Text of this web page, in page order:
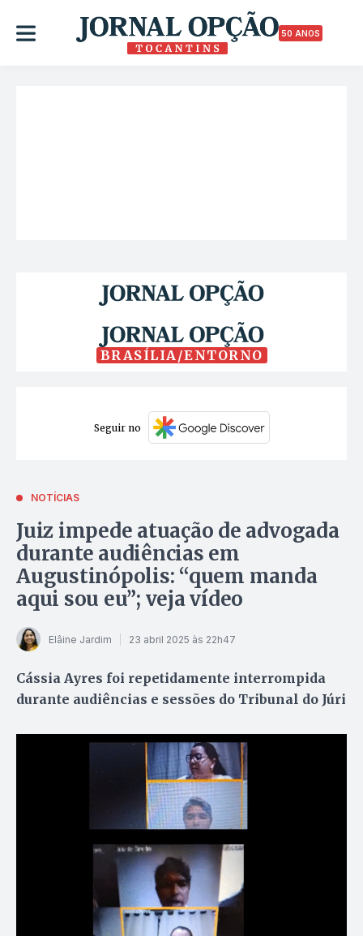
50 ANOS
BRASÍLIA/ENTORNO
Seguir no
NOTÍCIAS
Juiz impede atuação de advogada
durante audiências em
Augustinópolis: “quem manda
aqui sou eu”; veja vídeo
Elâine Jardim 23 abril 2025 às 22h47
Cássia Ayres foi repetidamente interrompida
durante audiências e sessões do Tribunal do Júri